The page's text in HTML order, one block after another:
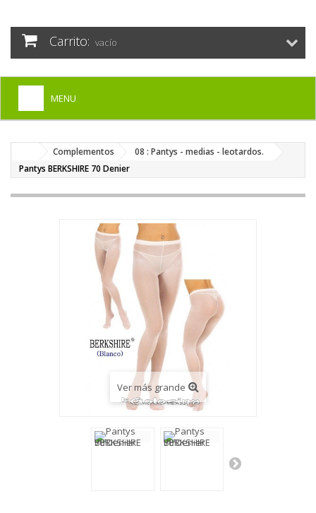
Carrito: vacío
MENU
DISFRACES PARA ADULTOS
+
PELUCAS, GORROS, CARETAS
Complementos
08 : Pantys - medias - leotardos.
Pantys BERKSHIRE 70 Denier
Ver más grande